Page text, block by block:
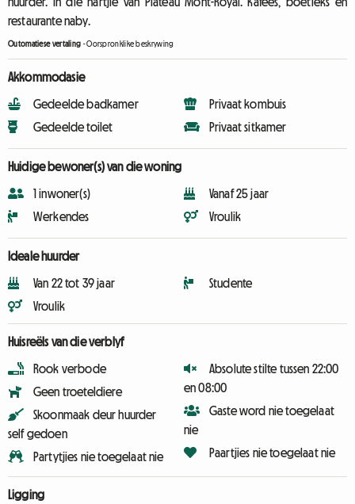
restaurante naby.
Outomatiese vertaling -Oorspronklike beskrywing
Akkommodasie
Gedeelde badkamer
Gedeelde toilet
Privaat kombuis
Privaat sitkamer
Huidige bewoner(s) van die woning
1 inwoner(s)
Werkendes
Vanaf 25 jaar
Vroulik
Ideale huurder
Van 22 tot 39 jaar
Vroulik
Studente
Huisreëls van die verblyf
Rook verbode
Geen troeteldiere
Skoonmaak deur huurder
self gedoen
Partytjies nie toegelaat nie
Absolute stilte tussen 22:00
en 08:00
Gaste word nie toegelaat
nie
Paartjies nie toegelaat nie
Ligging